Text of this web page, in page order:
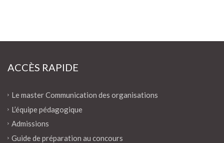
ACCÈS RAPIDE
Le master Communication des organisations
L’équipe pédagogique
Admissions
Guide de préparation au concours